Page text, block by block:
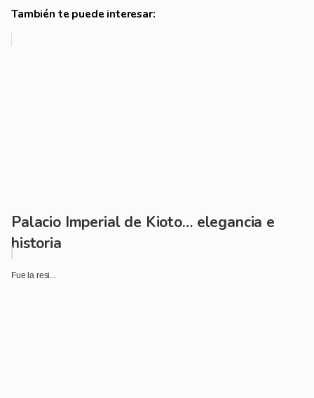
También te puede interesar:
Palacio Imperial de Kioto… elegancia e
historia
Fue la resi...